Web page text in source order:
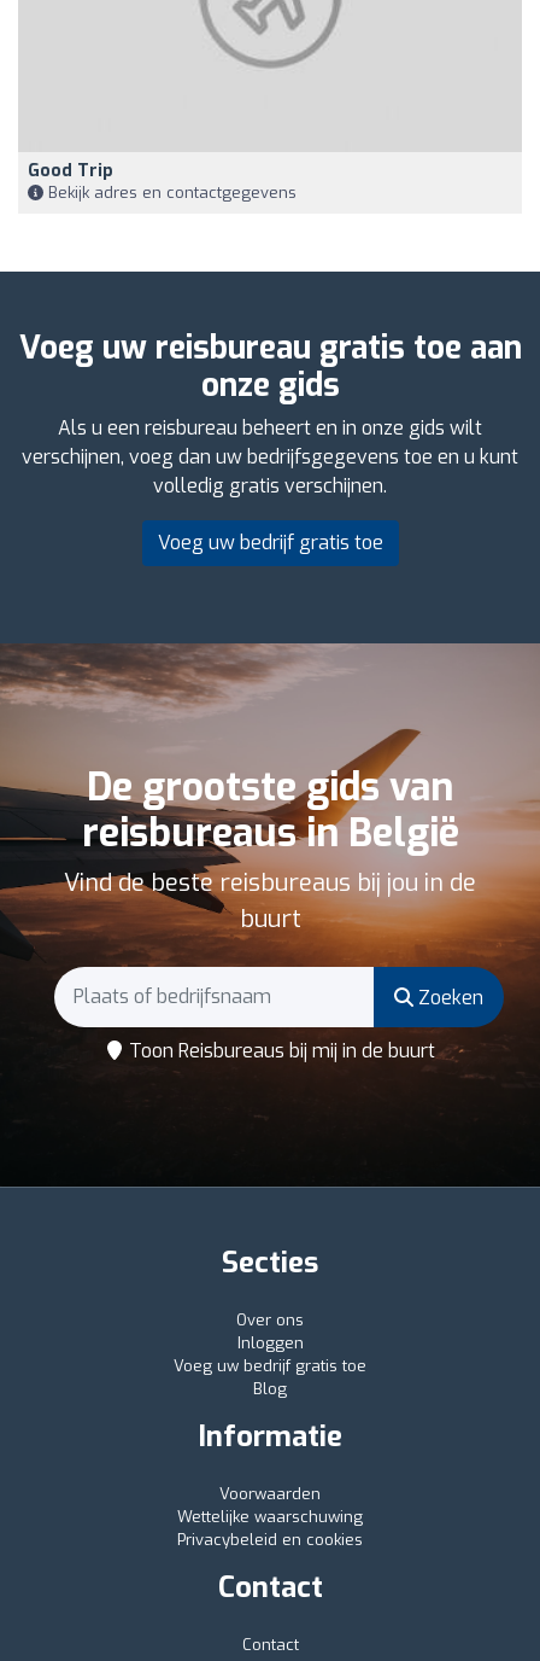
Good Trip
Bekijk adres en contactgegevens
Voeg uw reisbureau gratis toe aan
onze gids
Als u een reisbureau beheert en in onze gids wilt
verschijnen, voeg dan uw bedrijfsgegevens toe en u kunt
volledig gratis verschijnen.
Voeg uw bedrijf gratis toe
De grootste gids van
reisbureaus in België
Vind de beste reisbureaus bij jou in de
buurt
Zoeken
Toon Reisbureaus bij mij in de buurt
Secties
Over ons
Inloggen
Voeg uw bedrijf gratis toe
Blog
Informatie
Voorwaarden
Wettelijke waarschuwing
Privacybeleid en cookies
Contact
Contact